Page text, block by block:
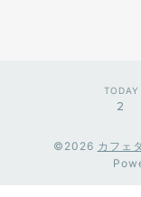
TODAY
2
©2026 カフェ